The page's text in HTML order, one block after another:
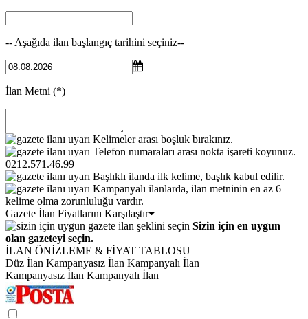
-- Aşağıda ilan başlangıç tarihini seçiniz--
İlan Metni (*)
Kelimeler arası boşluk bırakınız.
Telefon numaraları arası nokta işareti koyunuz.
0212.571.46.99
Başlıklı ilanda ilk kelime, başlık kabul edilir.
Kampanyalı ilanlarda, ilan metninin en az 6
kelime olma zorunluluğu vardır.
Gazete İlan Fiyatlarını Karşılaştır
Sizin için en uygun
olan gazeteyi seçin.
İLAN ÖNİZLEME & FİYAT TABLOSU
Düz İlan Kampanyasız İlan Kampanyalı İlan
Kampanyasız İlan Kampanyalı İlan